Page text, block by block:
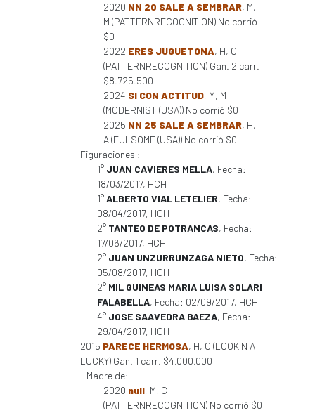
2020 NN 20 SALE A SEMBRAR, M,
M (PATTERNRECOGNITION) No corrió
$0
2022 ERES JUGUETONA, H, C
(PATTERNRECOGNITION) Gan. 2 carr.
$8.725.500
2024 SI CON ACTITUD, M, M
(MODERNIST (USA)) No corrió $0
2025 NN 25 SALE A SEMBRAR, H,
A (FULSOME (USA)) No corrió $0
Figuraciones :
1° JUAN CAVIERES MELLA, Fecha:
18/03/2017, HCH
1°ALBERTO VIAL LETELIER, Fecha:
08/04/2017, HCH
2° TANTEO DE POTRANCAS, Fecha:
17/06/2017, HCH
2° JUAN UNZURRUNZAGA NIETO, Fecha:
05/08/2017, HCH
2° MIL GUINEAS MARIA LUISA SOLARI
FALABELLA, Fecha: 02/09/2017, HCH
4° JOSE SAAVEDRA BAEZA, Fecha:
29/04/2017, HCH
2015 PARECE HERMOSA, H, C (LOOKIN AT
LUCKY) Gan. 1 carr. $4.000.000
Madre de:
2020 null, M, C
(PATTERNRECOGNITION) No corrió $0